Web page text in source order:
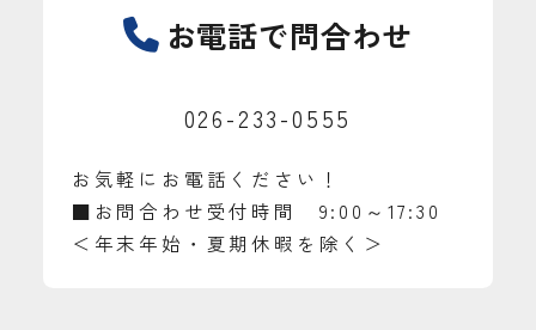
お電話で問合わせ
026-233-0555
お気軽にお電話ください！
■お問合わせ受付時間 9:00～17:30
＜年末年始・夏期休暇を除く＞